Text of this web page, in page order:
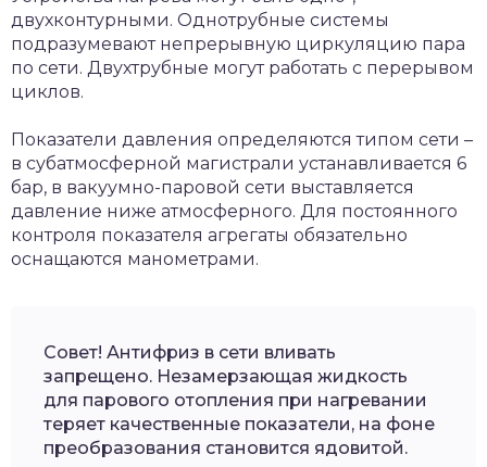
двухконтурными. Однотрубные системы
подразумевают непрерывную циркуляцию пара
по сети. Двухтрубные могут работать с перерывом
циклов.
Показатели давления определяются типом сети –
в субатмосферной магистрали устанавливается 6
бар, в вакуумно-паровой сети выставляется
давление ниже атмосферного. Для постоянного
контроля показателя агрегаты обязательно
оснащаются манометрами.
Совет! Антифриз в сети вливать
запрещено. Незамерзающая жидкость
для парового отопления при нагревании
теряет качественные показатели, на фоне
преобразования становится ядовитой.